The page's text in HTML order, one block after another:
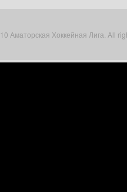
Аматорская Хоккейная Лига. All